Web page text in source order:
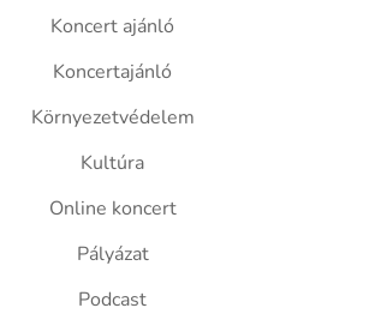
Koncert ajánló
Koncertajánló
Környezetvédelem
Kultúra
Online koncert
Pályázat
Podcast